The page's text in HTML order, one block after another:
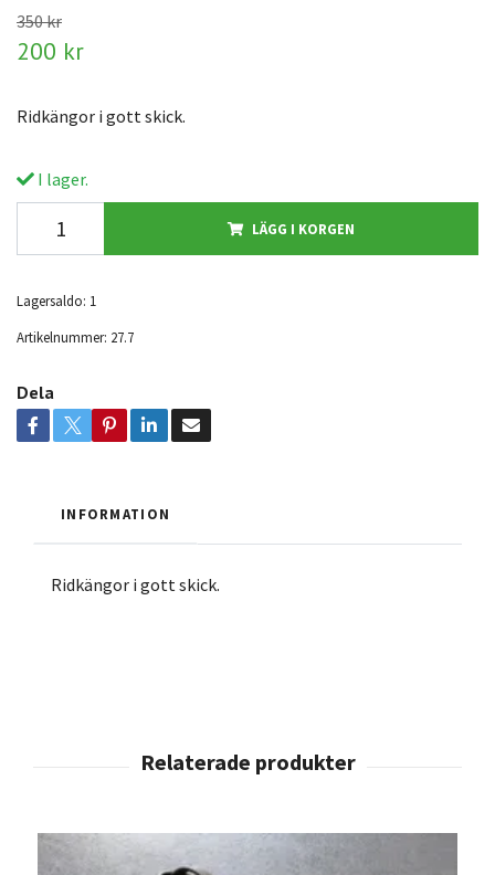
350 kr
200 kr
Ridkängor i gott skick.
I lager.
LÄGG I KORGEN
Lagersaldo: 1
Artikelnummer: 27.7
Dela
INFORMATION
Ridkängor i gott skick.